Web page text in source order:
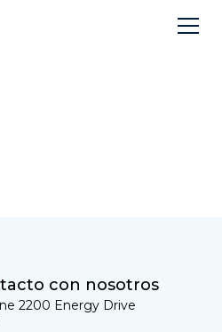
con nosotros
2200 Energy Drive